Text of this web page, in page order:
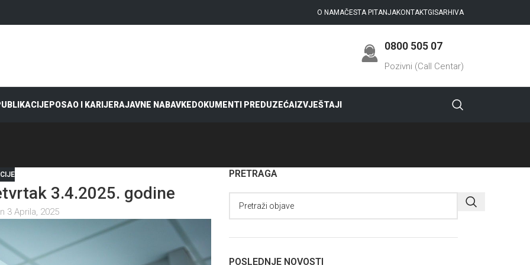
O NAMAČESTA PITANJAKONTAKTGISARHIVA
0800 505 07
Pozivni (Call Centar)
POSAO I KARIJERAJAVNE NABAVKEDOKUMENTI PREDUZEĆAIZVJEŠTAJI
3.4.2025. godine
3 Aprila, 2025
PRETRAGA
POSLEDNJE NOVOSTI